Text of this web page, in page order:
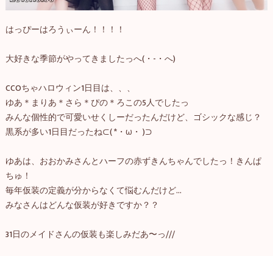
はっぴーはろうぃーん！！！！
大好きな季節がやってきましたっへ(・-・へ)
CCOちゃハロウィン1日目は、、、
ゆあ＊まりあ＊さら＊ぴの＊ろこの5人でしたっ
みんな個性的で可愛いせくしーだったんだけど、ゴシックな感じ？
黒系が多い1日目だったね⊂( *・ω・ )⊃
ゆあは、おおかみさんとハーフの赤ずきんちゃんでしたっ！きんぱ
ちゅ！
毎年仮装の定義が分からなくて悩むんだけど...
みなさんはどんな仮装が好きですか？？
31日のメイドさんの仮装も楽しみだあ〜っ///